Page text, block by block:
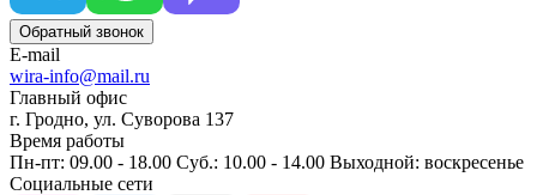
Обратный звонок
E-mail
wira-info@mail.ru
Главный офис
г. Гродно, ул. Суворова 137
Время работы
Пн-пт: 09.00 - 18.00 Суб.: 10.00 - 14.00 Выходной: воскресенье
Социальные сети